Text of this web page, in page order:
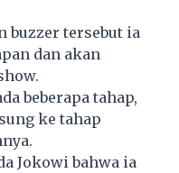
buzzer tersebut ia
dan akan
beberapa tahap,
ke tahap
Jokowi bahwa ia